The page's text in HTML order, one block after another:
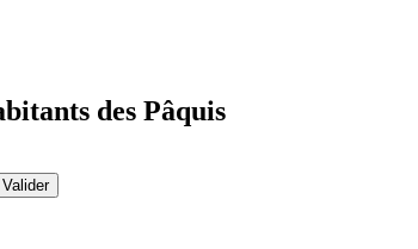
des Pâquis